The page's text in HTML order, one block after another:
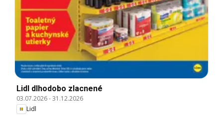
Lidl dlhodobo zlacnené
03.07.2026-31.12.2026
Lidl